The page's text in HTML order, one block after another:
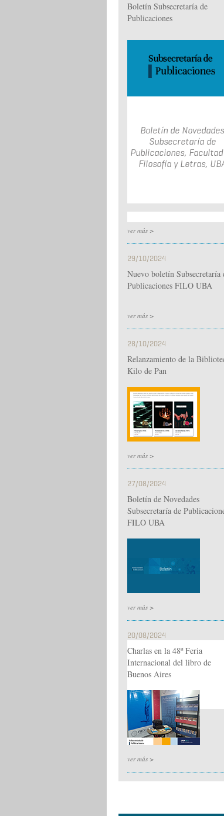
Boletín Subsecretaría de
Publicaciones
Boletín de Novedades
Subsecretaría de
Publicaciones,
Filosofía y Letras,
ver más >
29/10/2024
Nuevo boletín Subsecretaría
Publicaciones FILO UBA
ver más >
28/10/2024
Relanzamiento de la
Kilo de Pan
ver más >
27/08/2024
Boletín de Novedades
Subsecretaría de
FILO UBA
ver más >
20/08/2024
Charlas en la 48º Feria
Internacional del libro de
Buenos Aires
ver más >